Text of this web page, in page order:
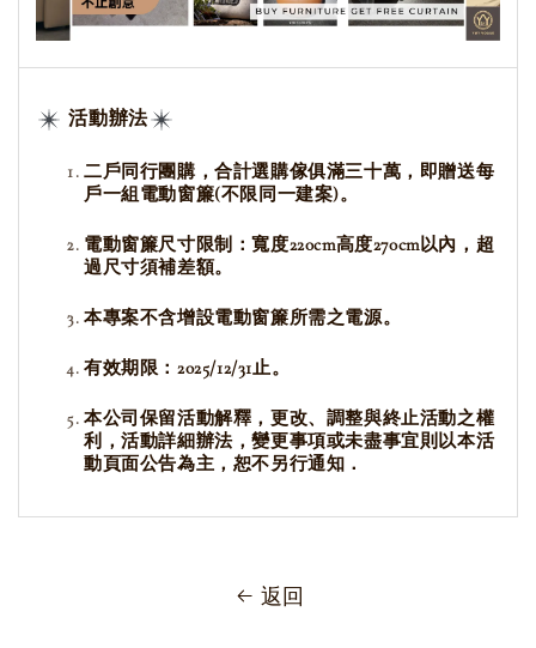
活動辦法
二戶同行團購，合計選購傢俱滿三十萬，即贈送每
戶一組電動窗簾(不限同一建案)。
電動窗簾尺寸限制：寬度220cm高度270cm以內，超
過尺寸須補差額。
本專案不含增設電動窗簾所需之電源。
有效期限：2025/12/31止。
本公司保留活動解釋，更改、調整與終止活動之權
利，活動詳細辦法，變更事項或未盡事宜則以本活
動頁面公告為主，恕不另行通知．
返回